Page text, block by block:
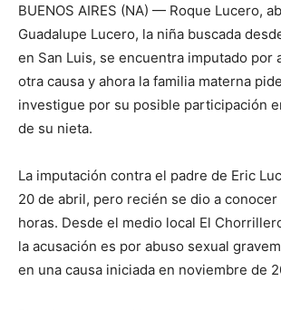
BUENOS AIRES (NA) — Roque Lucero,
Guadalupe Lucero, la niña buscada
en San Luis, se encuentra imputado por
otra causa y ahora la familia materna
investigue por su posible participación
de su nieta.
La imputación contra el padre de Eric
20 de abril, pero recién se dio a conocer
horas. Desde el medio local El
la acusación es por abuso sexual
en una causa iniciada en noviembre de